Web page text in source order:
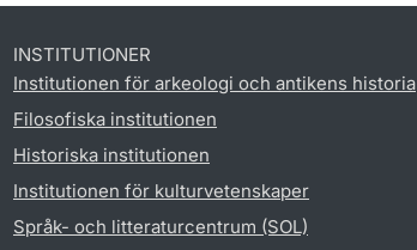
INSTITUTIONER
Institutionen för arkeologi och antikens historia
Filosofiska institutionen
Historiska institutionen
Institutionen för kulturvetenskaper
Språk- och litteraturcentrum (SOL)